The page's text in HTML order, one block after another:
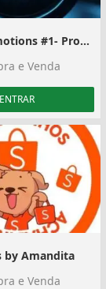
Daily Promotions #1- Promoções
e Venda
ENTRAR
by Amandita️
e Venda